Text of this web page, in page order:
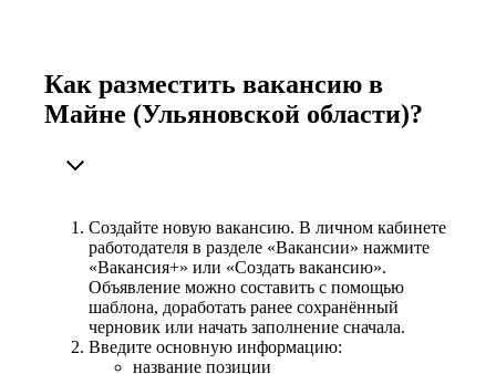
Как разместить вакансию в
Майне (Ульяновской области)?
Создайте новую вакансию. В личном кабинете
работодателя в разделе «Вакансии» нажмите
«Вакансия+» или «Создать вакансию».
Объявление можно составить с помощью
шаблона, доработать ранее сохранённый
черновик или начать заполнение сначала.
Введите основную информацию:
название позиции